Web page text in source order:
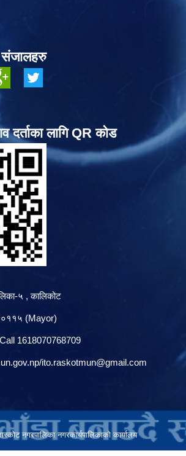
संजालहरु
दर्ताका लागि QR कोड
५ , कालिकोट
(Mayor)
Call 1618070768709
/ito.raskotmun@gmail.com
नगरपालिका नगरकार्यपालिकाको कार्यालय